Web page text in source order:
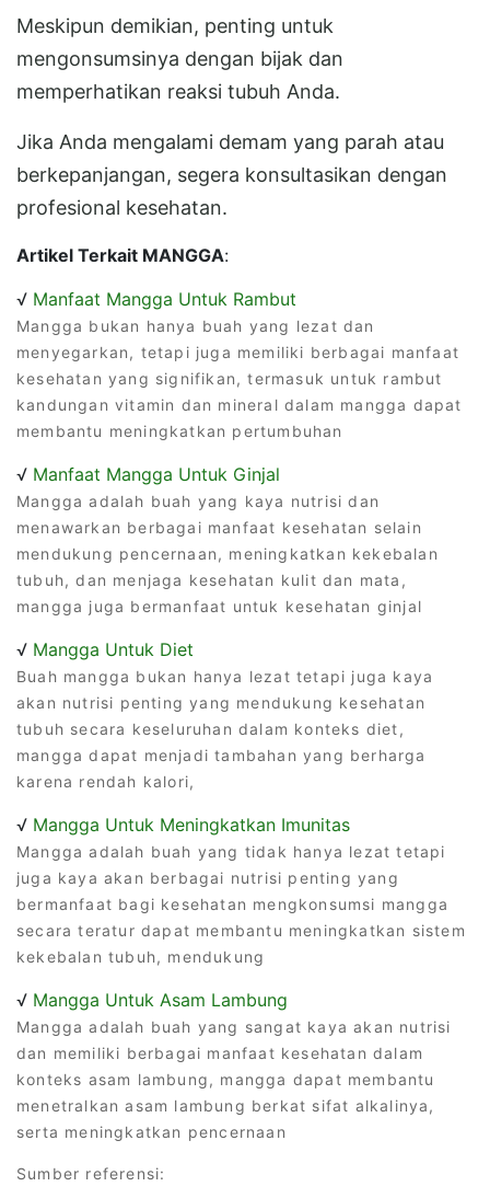
Meskipun demikian, penting untuk
mengonsumsinya dengan bijak dan
memperhatikan reaksi tubuh Anda.
Jika Anda mengalami demam yang parah atau
berkepanjangan, segera konsultasikan dengan
profesional kesehatan.
Artikel Terkait MANGGA:
√ Manfaat Mangga Untuk Rambut
Mangga bukan hanya buah yang lezat dan
menyegarkan, tetapi juga memiliki berbagai manfaat
kesehatan yang signifikan, termasuk untuk rambut
kandungan vitamin dan mineral dalam mangga dapat
membantu meningkatkan pertumbuhan
√ Manfaat Mangga Untuk Ginjal
Mangga adalah buah yang kaya nutrisi dan
menawarkan berbagai manfaat kesehatan selain
mendukung pencernaan, meningkatkan kekebalan
tubuh, dan menjaga kesehatan kulit dan mata,
mangga juga bermanfaat untuk kesehatan ginjal
√ Mangga Untuk Diet
Buah mangga bukan hanya lezat tetapi juga kaya
akan nutrisi penting yang mendukung kesehatan
tubuh secara keseluruhan dalam konteks diet,
mangga dapat menjadi tambahan yang berharga
karena rendah kalori,
√ Mangga Untuk Meningkatkan Imunitas
Mangga adalah buah yang tidak hanya lezat tetapi
juga kaya akan berbagai nutrisi penting yang
bermanfaat bagi kesehatan mengkonsumsi mangga
secara teratur dapat membantu meningkatkan sistem
kekebalan tubuh, mendukung
√ Mangga Untuk Asam Lambung
Mangga adalah buah yang sangat kaya akan nutrisi
dan memiliki berbagai manfaat kesehatan dalam
konteks asam lambung, mangga dapat membantu
menetralkan asam lambung berkat sifat alkalinya,
serta meningkatkan pencernaan
Sumber referensi: